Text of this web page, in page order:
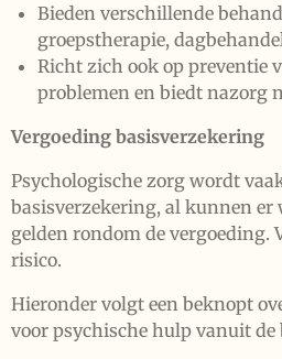
Bieden verschillende
groepstherapie,
Richt zich ook op preventie
problemen en biedt nazorg
Vergoeding basisverzekering
Psychologische zorg wordt
basisverzekering, al kunnen er
gelden rondom de vergoeding.
risico.
Hieronder volgt een beknopt
voor psychische hulp vanuit de